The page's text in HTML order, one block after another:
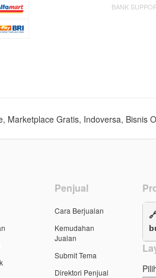
BANK
Gratis, Indoversa, Bisnis
Penjual
Cara Berjualan
Kemudahan
Jualan
Submit Tema
Direktori Penjual